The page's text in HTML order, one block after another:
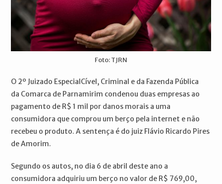
Foto: TJRN
O 2º Juizado EspecialCível, Criminal e da Fazenda Pública
da Comarca de Parnamirim condenou duas empresas ao
pagamento de R$ 1 mil por danos morais a uma
consumidora que comprou um berço pela internet e não
recebeu o produto. A sentença é do juiz Flávio Ricardo Pires
de Amorim.
Segundo os autos, no dia 6 de abril deste ano a
consumidora adquiriu um berço no valor de R$ 769,00,